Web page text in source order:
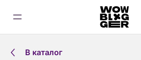
В каталог